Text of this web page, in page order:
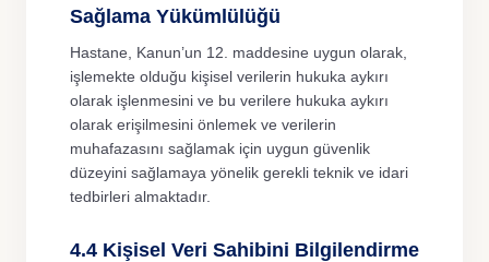
Sağlama Yükümlülüğü
Hastane, Kanun’un 12. maddesine uygun olarak,
işlemekte olduğu kişisel verilerin hukuka aykırı
olarak işlenmesini ve bu verilere hukuka aykırı
olarak erişilmesini önlemek ve verilerin
muhafazasını sağlamak için uygun güvenlik
düzeyini sağlamaya yönelik gerekli teknik ve idari
tedbirleri almaktadır.
4.4 Kişisel Veri Sahibini Bilgilendirme